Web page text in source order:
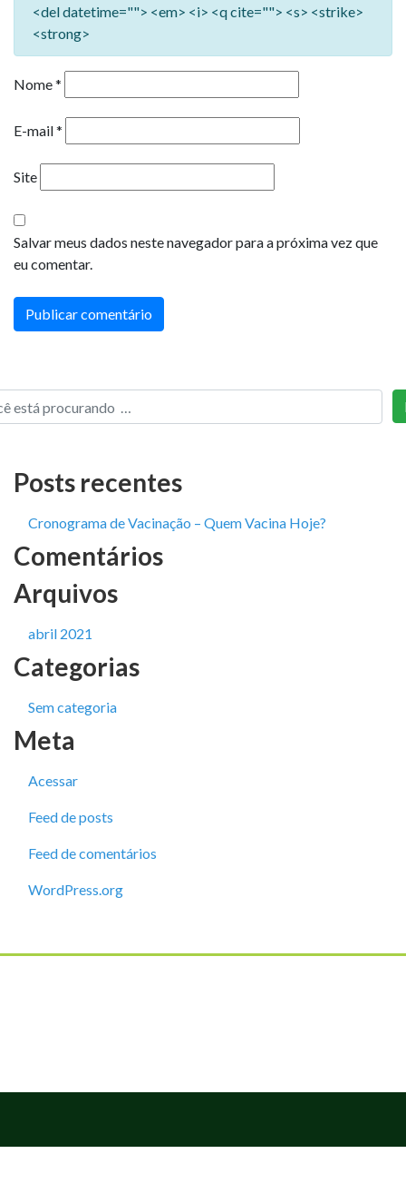
<del datetime=""> <em> <i> <q cite=""> <s> <strike>
<strong>
Nome*
E-mail*
Site
Salvar meus dados neste navegador para a próxima vez que
eu comentar.
Posts recentes
Cronograma de Vacinação – Quem Vacina Hoje?
Comentários
Arquivos
abril 2021
Categorias
Sem categoria
Meta
Acessar
Feed de posts
Feed de comentários
WordPress.org